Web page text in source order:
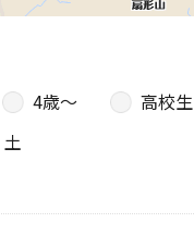
4歳〜
高校生
土